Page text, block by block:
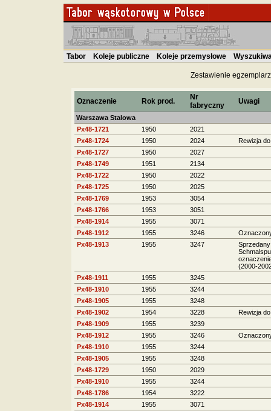
Tabor Koleje publiczne Koleje przemysłowe
Zestawienie
Oznaczenie Rok prod.
Nr
fabryczny
Uwagi
Warszawa Stalowa
Px48-1721
1950
2021
Px48-1724
1950 2024
Rewizja
Px48-1727
1950
2027
Px48-1749
1951
2134
Px48-1722
1950
2022
Px48-1725
1950
2025
Px48-1769
1953
3054
Px48-1766
1953
3051
Px48-1914
1955
3071
Px48-1912
1955 3246
Px48-1913
1955 3247
(2000-
Px48-1911
1955
3245
Px48-1910
1955
3244
Px48-1905
1955
3248
Px48-1902
1954 3228
Rewizja
Px48-1909
1955
3239
Px48-1912
1955 3246
Px48-1910
1955
3244
Px48-1905
1955
3248
Px48-1729
1950
2029
Px48-1910
1955
3244
Px48-1786
1954
3222
Px48-1914
1955
3071